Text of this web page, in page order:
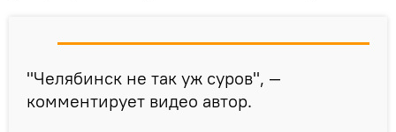
"Челябинск не так уж суров", —
комментирует видео автор.